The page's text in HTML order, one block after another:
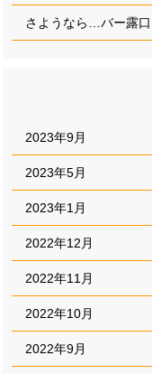
さようなら…バー露口
2023年9月
2023年5月
2023年1月
2022年12月
2022年11月
2022年10月
2022年9月